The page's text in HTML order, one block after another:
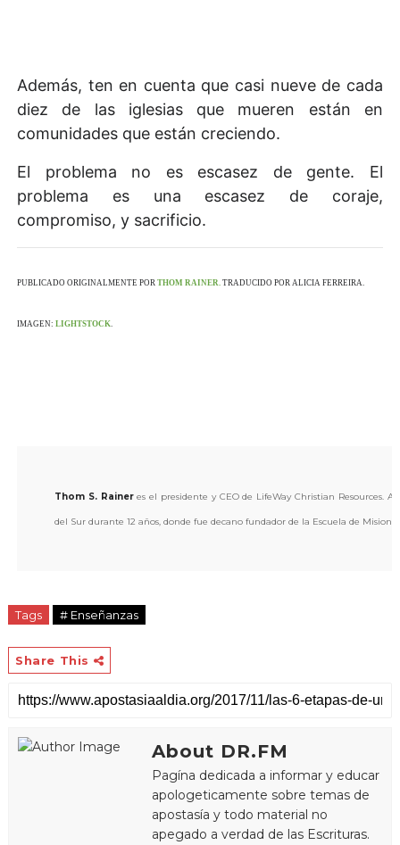
Además, ten en cuenta que casi nueve de cada
diez de las iglesias que mueren están en
comunidades que están creciendo.
El problema no es escasez de gente. El
problema es una escasez de coraje,
compromiso, y sacrificio.
PUBLICADO ORIGINALMENTE POR THOM RAINER. TRADUCIDO POR ALICIA FERREIRA.
IMAGEN: LIGHTSTOCK.
Thom S. Raineres el presidente y CEO de LifeWay Christian Resources.
del Sur durante 12 años, donde fue decano fundador de la Escuela de
Tags # Enseñanzas
Share This
About DR.FM
Pagína dedicada a informar y educar
apologeticamente sobre temas de
apostasía y todo material no
apegado a verdad de las Escrituras.